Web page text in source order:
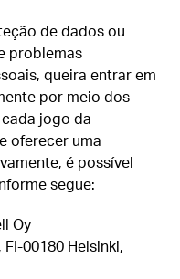
de dados ou
problemas
queira entrar em
por meio dos
jogo da
oferecer uma
é possível
segue:
Oy
00180 Helsinki,